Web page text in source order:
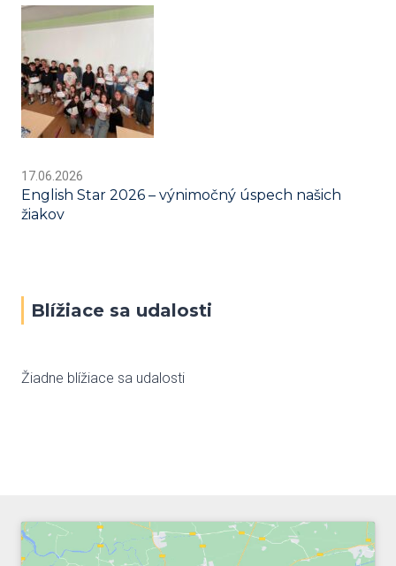
17.06.2026
English Star 2026 – výnimočný úspech našich
žiakov
Blížiace sa udalosti
Žiadne blížiace sa udalosti